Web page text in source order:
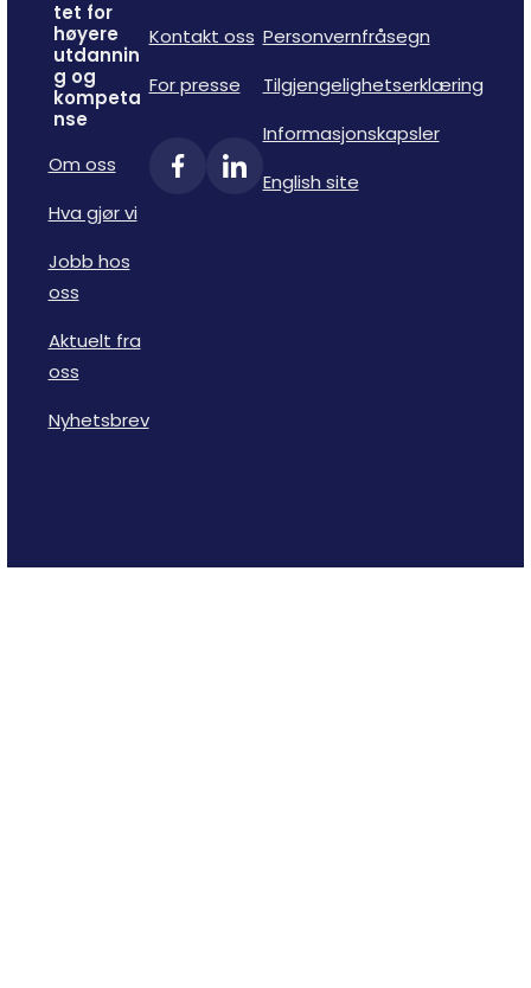
tet for
høyere
utdannin
g og
kompeta
nse
Om oss
Hva gjør vi
Jobb hos
oss
Aktuelt fra
oss
Nyhetsbrev
Kontakt oss
For presse
Personvernfråsegn
Tilgjengelighetserklæring
Informasjonskapsler
English site